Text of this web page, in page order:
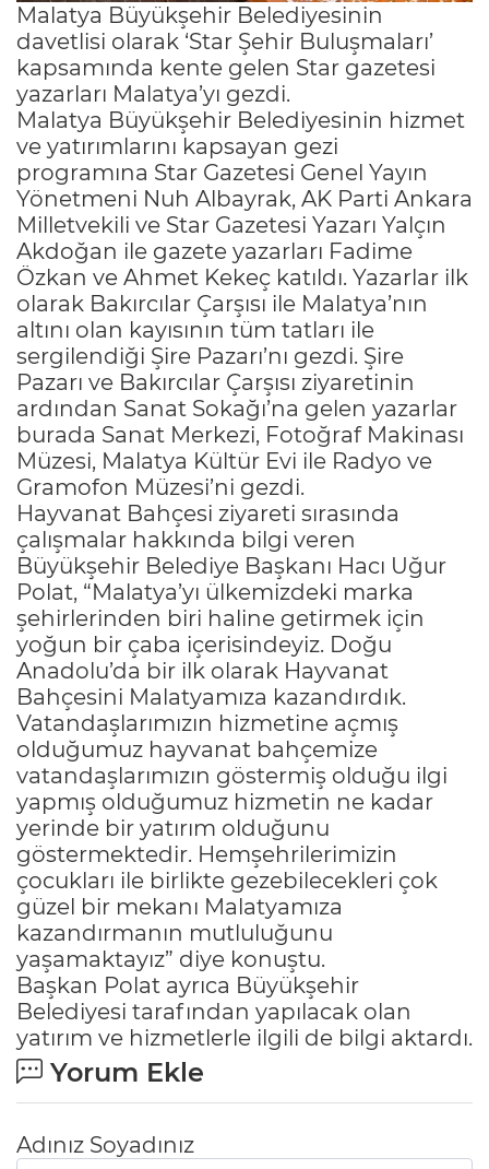
Malatya Büyükşehir Belediyesinin
davetlisi olarak ‘Star Şehir Buluşmaları’
kapsamında kente gelen Star gazetesi
yazarları Malatya’yı gezdi.
Malatya Büyükşehir Belediyesinin hizmet
ve yatırımlarını kapsayan gezi
programına Star Gazetesi Genel Yayın
Yönetmeni Nuh Albayrak, AK Parti Ankara
Milletvekili ve Star Gazetesi Yazarı Yalçın
Akdoğan ile gazete yazarları Fadime
Özkan ve Ahmet Kekeç katıldı. Yazarlar ilk
olarak Bakırcılar Çarşısı ile Malatya’nın
altını olan kayısının tüm tatları ile
sergilendiği Şire Pazarı’nı gezdi. Şire
Pazarı ve Bakırcılar Çarşısı ziyaretinin
ardından Sanat Sokağı’na gelen yazarlar
burada Sanat Merkezi, Fotoğraf Makinası
Müzesi, Malatya Kültür Evi ile Radyo ve
Gramofon Müzesi’ni gezdi.
Hayvanat Bahçesi ziyareti sırasında
çalışmalar hakkında bilgi veren
Büyükşehir Belediye Başkanı Hacı Uğur
Polat, “Malatya’yı ülkemizdeki marka
şehirlerinden biri haline getirmek için
yoğun bir çaba içerisindeyiz. Doğu
Anadolu’da bir ilk olarak Hayvanat
Bahçesini Malatyamıza kazandırdık.
Vatandaşlarımızın hizmetine açmış
olduğumuz hayvanat bahçemize
vatandaşlarımızın göstermiş olduğu ilgi
yapmış olduğumuz hizmetin ne kadar
yerinde bir yatırım olduğunu
göstermektedir. Hemşehrilerimizin
çocukları ile birlikte gezebilecekleri çok
güzel bir mekanı Malatyamıza
kazandırmanın mutluluğunu
yaşamaktayız” diye konuştu.
Başkan Polat ayrıca Büyükşehir
Belediyesi tarafından yapılacak olan
yatırım ve hizmetlerle ilgili de bilgi aktardı.
Yorum Ekle
Adınız Soyadınız